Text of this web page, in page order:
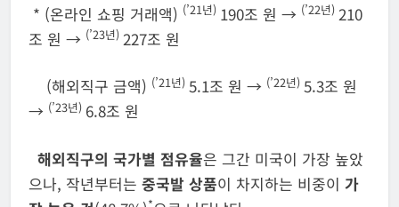
* (온라인 쇼핑 거래액) (’21년) 190조 원 → (’22년) 210
조 원 → (’23년) 227조 원
(해외직구 금액) (’21년) 5.1조 원 → (’22년) 5.3조 원
→ (’23년) 6.8조 원
해외직구의 국가별 점유율은 그간 미국이 가장 높았
으나, 작년부터는 중국발 상품이 차지하는 비중이 가